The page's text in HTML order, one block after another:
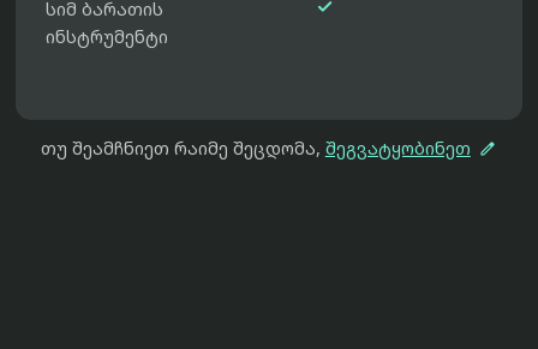
სიმ ბარათის
ინსტრუმენტი

თუ შეამჩნიეთ რაიმე შეცდომა, შეგვატყობინეთ 